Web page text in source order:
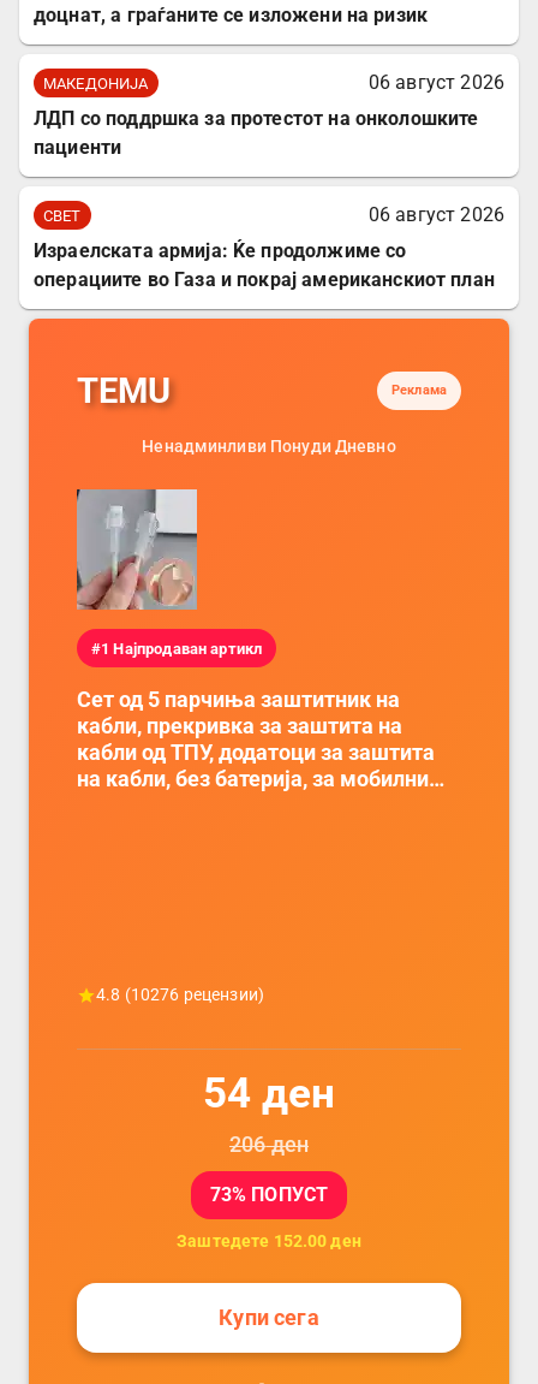
доцнат, а граѓаните се изложени на ризик
МАКЕДОНИЈА
06 август 2026
ЛДП со поддршка за протестот на онколошките
пациенти
СВЕТ
06 август 2026
Израелската армија: Ќе продолжиме со
операциите во Газа и покрај американскиот план
TEMU Реклама
Ненадминливи Понуди Дневно
#1 Најпродаван артикл
Сет од 5 парчиња заштитник на
кабли, прекривка за заштита на
кабли од ТПУ, додатоци за заштита
на кабли, без батерија, за мобилни
4.8 (10276 рецензии)
54 ден
206ден
73% ПОПУСТ
Заштедете 152.00 ден
Купи сега